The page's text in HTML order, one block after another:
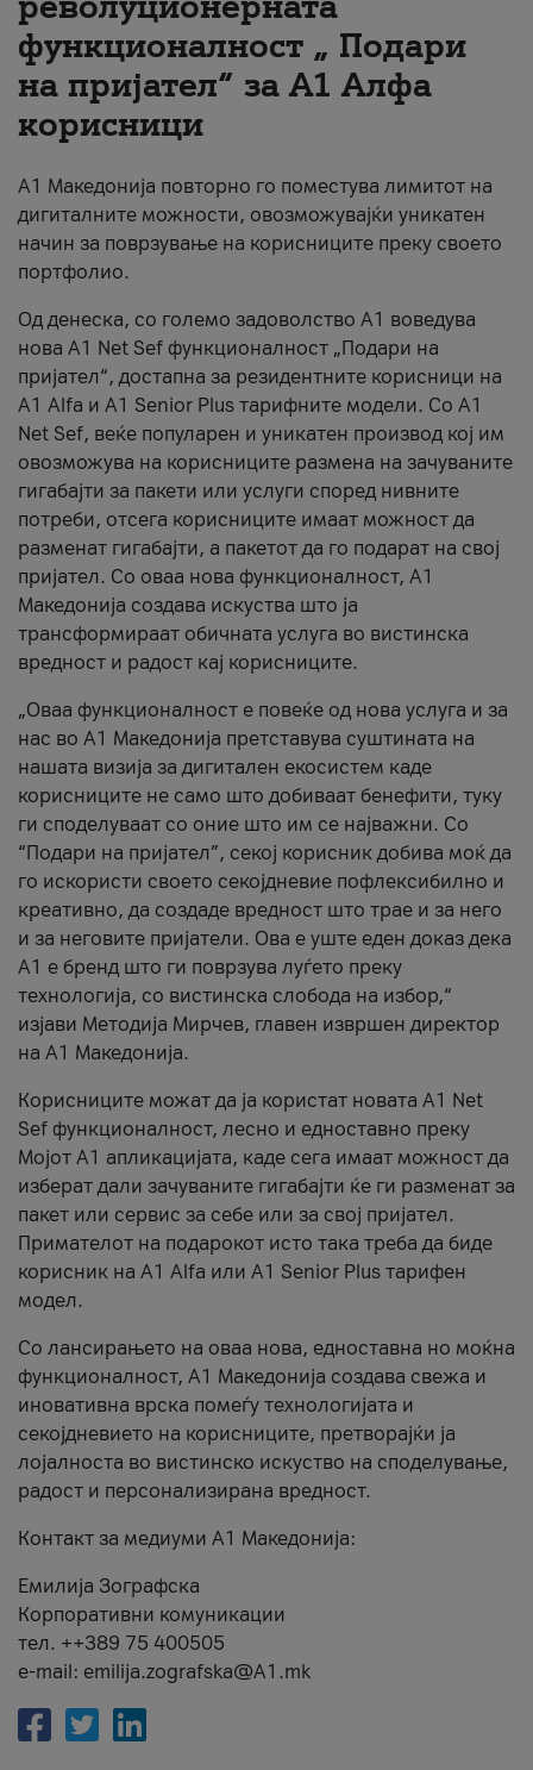
За нас
#ПодобарОнлајн
функционалност „ Подари
на пријател“ за А1 Алфа
корисници
А1 Македонија повторно го поместува лимитот на
дигиталните можности, овозможувајќи уникатен
начин за поврзување на корисниците преку своето
портфолио.
Од денеска, со големо задоволство А1 воведува
нова A1 Net Sef функционалност „Подари на
пријател“, достапна за резидентните корисници на
А1 Alfa и A1 Senior Plus тарифните модели. Со A1
Net Sef, веќе популарен и уникатен производ кој им
овозможува на корисниците размена на зачуваните
гигабајти за пакети или услуги според нивните
потреби, отсега корисниците имаат можност да
разменат гигабајти, а пакетот да го подарат на свој
пријател. Со оваа нова функционалност, А1
Македонија создава искуства што ја
трансформираат обичната услуга во вистинска
вредност и радост кај корисниците.
„Оваа функционалност е повеќе од нова услуга и за
нас во А1 Македонија претставува суштината на
нашата визија за дигитален екосистем каде
корисниците не само што добиваат бенефити, туку
ги споделуваат со оние што им се најважни. Со
“Подари на пријател”, секој корисник добива моќ да
го искористи своето секојдневие пофлексибилно и
креативно, да создаде вредност што трае и за него
и за неговите пријатели. Ова е уште еден доказ дека
А1 е бренд што ги поврзува луѓето преку
технологија, со вистинска слобода на избор,“
изјави Методија Мирчев, главен извршен директор
на А1 Македонија.
Корисниците можат да ја користат новата А1 Net
Sef функционалност, лесно и едноставно преку
Мојот А1 апликацијата, каде сега имаат можност да
изберат дали зачуваните гигабајти ќе ги разменат за
пакет или сервис за себе или за свој пријател.
Примателот на подарокот исто така треба да биде
корисник на А1 Alfa или A1 Senior Plus тарифен
модел.
Со лансирањето на оваа нова, едноставна но моќна
функционалност, А1 Македонија создава свежа и
иновативна врска помеѓу технологијата и
секојдневието на корисниците, претворајќи ја
лојалноста во вистинско искуство на споделување,
радост и персонализирана вредност.
Контакт за медиуми А1 Македонија:
Емилија Зографска
Корпоративни комуникации
тел. ++389 75 400505
e-mail: emilija.zografska@A1.mk